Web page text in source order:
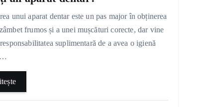
unui aparat dentar este un pas major în obținerea
frumos și a unei mușcături corecte, dar vine
suplimentară de a avea o igienă